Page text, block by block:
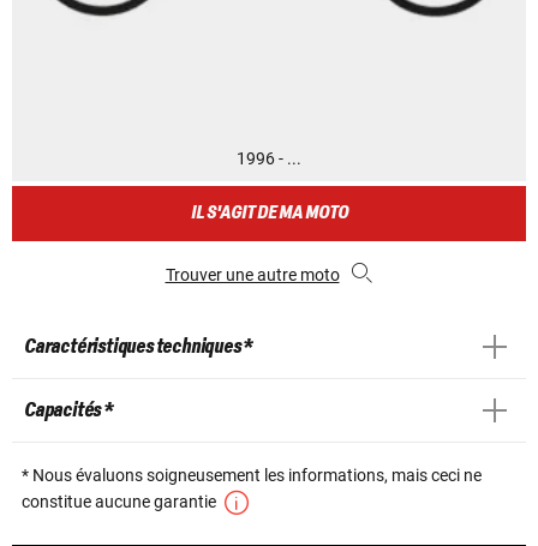
1996 - ...
IL S'AGIT DE MA MOTO
Trouver une autre moto
Caractéristiques techniques *
Capacités *
* Nous évaluons soigneusement les informations, mais ceci ne
constitue aucune garantie